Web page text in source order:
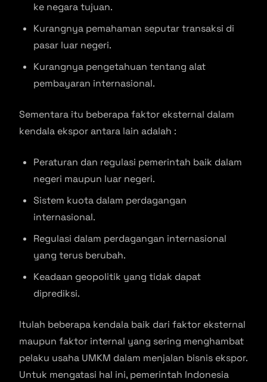
ke negara tujuan.
Kurangnya pemahaman seputar transaksi di
pasar luar negeri.
Kurangnya pengetahuan tentang alat
pembayaran internasional.
Sementara itu beberapa faktor eksternal dalam
kendala ekspor antara lain adalah :
Peraturan dan regulasi pemerintah baik dalam
negeri maupun luar negeri.
Sistem kuota dalam perdagangan
internasional.
Regulasi dalam perdagangan internasional
yang terus berubah.
Keadaan geopolitik yang tidak dapat
diprediksi.
Itulah beberapa kendala baik dari faktor eksternal
maupun faktor internal yang sering menghambat
pelaku usaha UMKM dalam menjalan bisnis ekspor.
Untuk mengatasi hal ini, pemerintah Indonesia